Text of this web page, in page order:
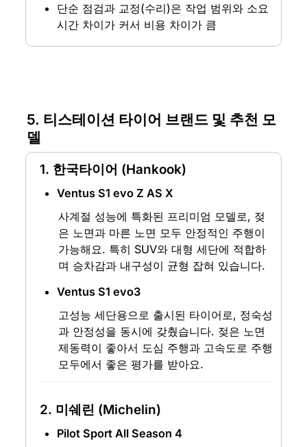
단순 점검과 교정(수리)은 작업 범위와 소요
시간 차이가 커서 비용 차이가 큼
5. 티스테이션 타이어 브랜드 및 추천 모
델
1. 한국타이어 (Hankook)
Ventus S1 evo Z AS X
사계절 성능에 특화된 프리미엄 모델로, 젖
은 노면과 마른 노면 모두 안정적인 주행이
가능해요. 특히 SUV와 대형 세단에 적합하
며 승차감과 내구성이 균형 잡혀 있습니다.
Ventus S1 evo3
고성능 세단용으로 출시된 타이어로, 정숙성
과 안정성을 동시에 갖췄습니다. 젖은 노면
제동력이 좋아서 도심 주행과 고속도로 주행
모두에서 좋은 평가를 받아요.
2. 미쉐린 (Michelin)
Pilot Sport All Season 4